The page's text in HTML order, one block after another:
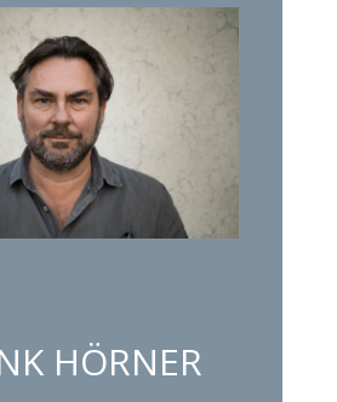
HÖRNER